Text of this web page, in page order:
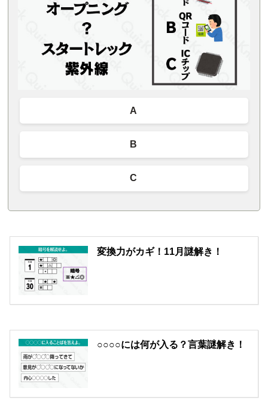
A
B
C
変換力がカギ！11月謎解き！
○○○○には何が入る？言葉謎解き！